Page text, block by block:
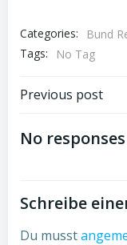
Categories: Bund
Tags:
No Tag
Post
Previous post
No
Schreibe
Du musst